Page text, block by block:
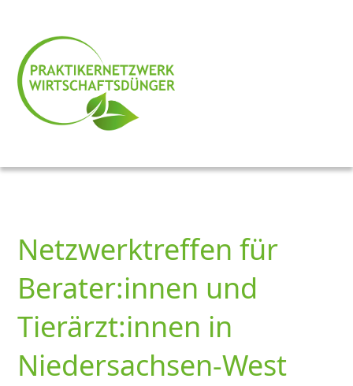
Netzwerktreffen für
Berater:innen und
Tierärzt:innen in
Niedersachsen-West